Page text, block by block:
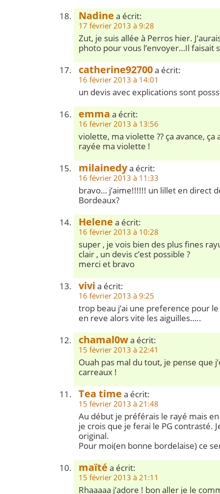
Nadine a écrit:
17 février 2013 à 9:28
Zut, je suis allée à Perros hier.
photo pour vous l’envoyer…Il faisait
catherine92700a écrit:
16 février 2013 à 14:01
un devis avec explications sont
emma a écrit:
16 février 2013 à 13:56
violette, ma violette ?? ça avance,
rayée ma violette !
milainedya écrit:
16 février 2013 à 11:33
bravo… j’aime!!!!!! un lillet en direct
Bordeaux?
Helene a écrit:
16 février 2013 à 10:28
super , je vois bien des plus fines
clair , un devis c’est possible ?
merci et bravo
vivi a écrit:
16 février 2013 à 9:25
trop beau j’ai une preference pour
en reve alors vite les aiguilles…..
chamal0wa écrit:
15 février 2013 à 22:41
Ouah pas mal du tout, je pense que
carreaux !
Tea time a écrit:
15 février 2013 à 21:48
Au début je préférais le rayé mais
je crois que je ferai le PG contrasté.
original.
Pour moi(en bonne bordelaise) ce
maïté a écrit:
15 février 2013 à 21:11
Rhaaaaa j’adore ! bon aller je le